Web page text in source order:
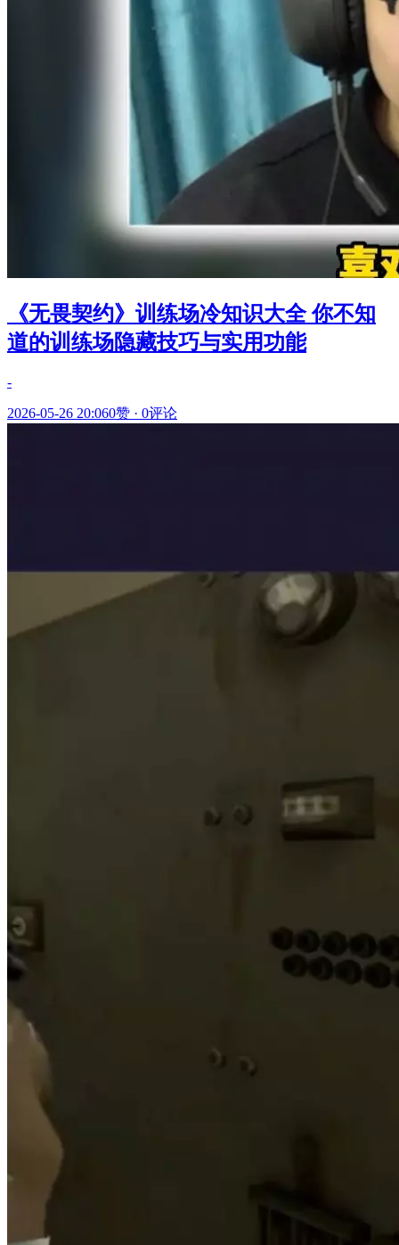
《无畏契约》训练场冷知识大全 你不知
道的训练场隐藏技巧与实用功能
-
2026-05-26 20:060赞 · 0评论